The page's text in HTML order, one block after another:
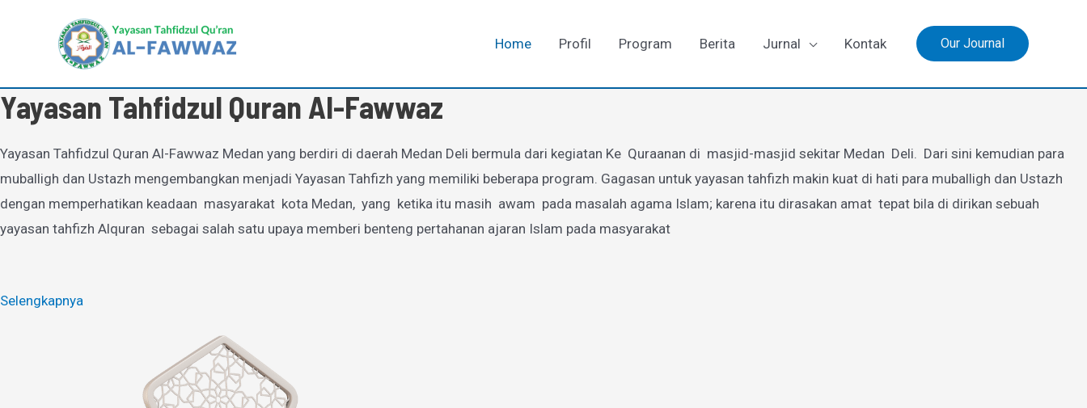
Home Profil Program Berita Jurnal Kontak Our Journal
Yayasan Tahfidzul Quran Al-Fawwaz
Yayasan Tahfidzul Quran Al-Fawwaz Medan yang berdiri di daerah Medan Deli bermula dari kegiatan Ke Quraanan di masjid-masjid sekitar Medan Deli. Dari sini kemudian para
muballigh dan Ustazh mengembangkan menjadi Yayasan Tahfizh yang memiliki beberapa program. Gagasan untuk yayasan tahfizh makin kuat di hati para muballigh dan Ustazh
dengan memperhatikan keadaan masyarakat kota Medan, yang ketika itu masih awam pada masalah agama Islam; karena itu dirasakan amat tepat bila di dirikan sebuah
yayasan tahfizh Alquran sebagai salah satu upaya memberi benteng pertahanan ajaran Islam pada masyarakat
Selengkapnya